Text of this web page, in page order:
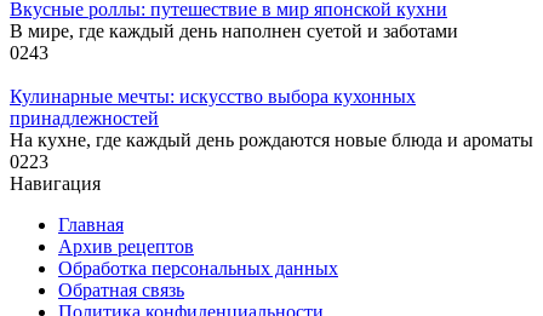
Вкусные роллы: путешествие в мир японской кухни
В мире, где каждый день наполнен суетой и заботами
0243
Кулинарные мечты: искусство выбора кухонных
принадлежностей
На кухне, где каждый день рождаются новые блюда и ароматы
0223
Навигация
Главная
Архив рецептов
Обработка персональных данных
Обратная связь